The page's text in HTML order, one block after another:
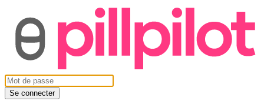
Se connecter